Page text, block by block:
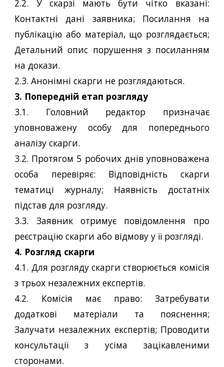
2.2. У скарзі мають бути чітко вказані:
Контактні дані заявника; Посилання на
публікацію або матеріал, що розглядається;
Детальний опис порушення з посиланням
на докази.
2.3. Анонімні скарги не розглядаються.
3. Попередній етап розгляду
3.1. Головний редактор призначає
уповноважену особу для попереднього
аналізу скарги.
3.2. Протягом 5 робочих днів уповноважена
особа перевіряє: Відповідність скарги
тематиці журналу; Наявність достатніх
підстав для розгляду.
3.3. Заявник отримує повідомлення про
реєстрацію скарги або відмову у її розгляді.
4. Розгляд скарги
4.1. Для розгляду скарги створюється комісія
з трьох незалежних експертів.
4.2. Комісія має право: Затребувати
додаткові матеріали та пояснення;
Залучати незалежних експертів; Проводити
консультації з усіма зацікавленими
сторонами.